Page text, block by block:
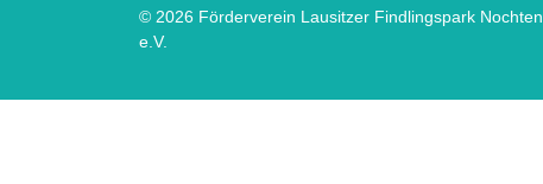
© 2026 Förderverein Lausitzer Findlingspark Nochten
e.V.